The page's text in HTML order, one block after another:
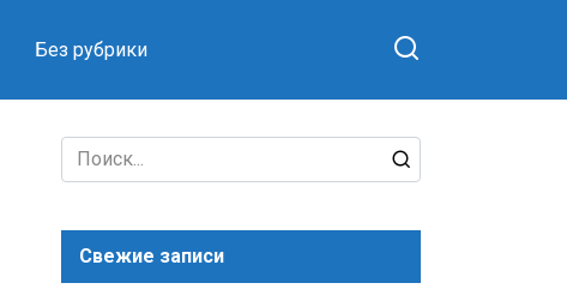
Без рубрики
Search
for:
Свежие записи